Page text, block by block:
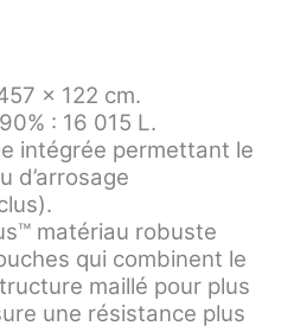
x 122 cm.
: 16 015 L.
intégrée permettant le
d’arrosage
matériau robuste
qui combinent le
maillé pour plus
une résistance plus